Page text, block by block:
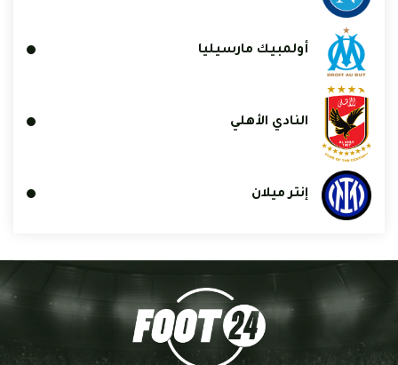
أولمبيك مارسيليا
النادي الأهلي
إنتر ميلان